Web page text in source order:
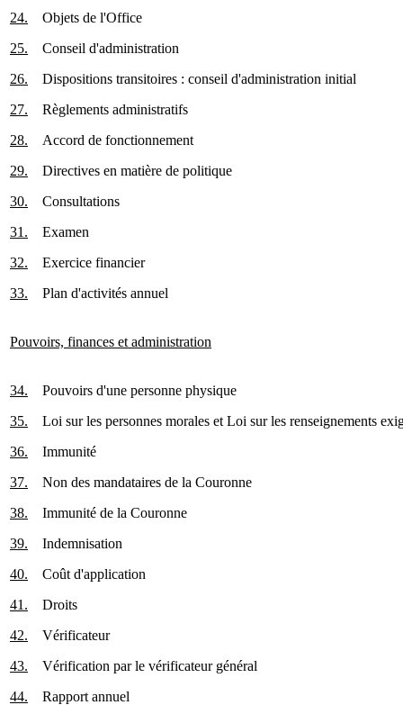
24.
25.
26.
27.
28.
29.
30.
31.
32.
33.
Objets de l'Office
Conseil d'administration
Dispositions transitoires : conseil d'administration initial
Règlements administratifs
Accord de fonctionnement
Directives en matière de politique
Consultations
Examen
Exercice financier
Plan d'activités annuel
Pouvoirs, finances et administration
34.
35.
36.
37.
38.
39.
40.
41.
42.
43.
44.
Pouvoirs d'une personne physique
Loi sur les personnes morales et Loi sur les renseignements
Immunité
Non des mandataires de la Couronne
Immunité de la Couronne
Indemnisation
Coût d'application
Droits
Vérificateur
Vérification par le vérificateur général
Rapport annuel